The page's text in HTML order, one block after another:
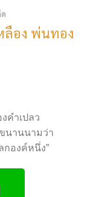
ลือง พ่นทอง
คำเปลว
นานนามว่า
กองค์หนึ่ง”